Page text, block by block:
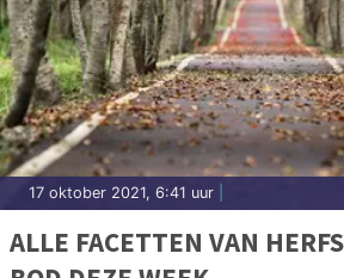
17 oktober 2021, 6:41 uur
ALLE FACETTEN VAN